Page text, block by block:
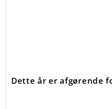
Dette år er afgørende